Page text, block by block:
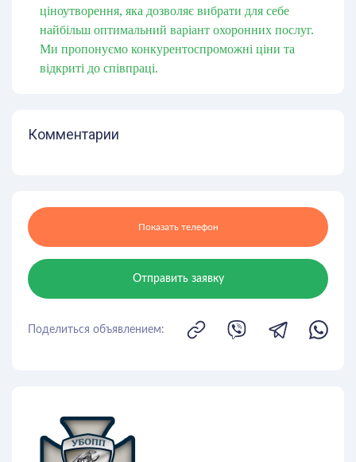
ціноутворення, яка дозволяє вибрати для себе
найбільш оптимальний варіант охоронних послуг.
Ми пропонуємо конкурентоспроможні ціни та
відкриті до співпраці.
Комментарии
Показать телефон
Отправить заявку
Поделиться объявлением: